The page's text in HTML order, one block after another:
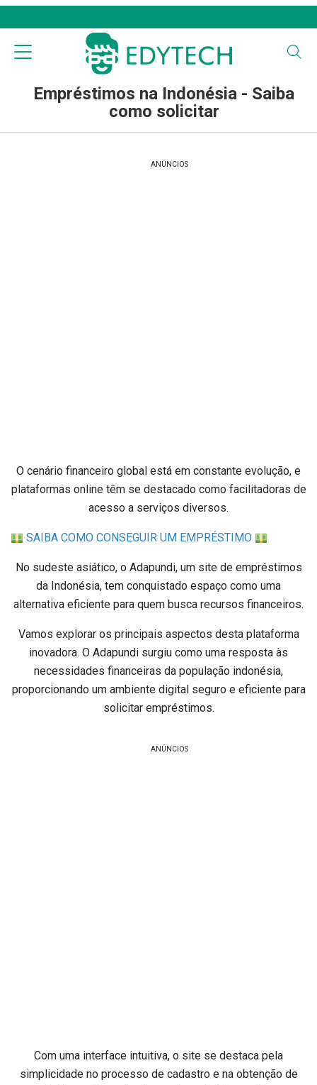
Empréstimos na Indonésia - Saiba
como solicitar
ANÚNCIOS
O cenário financeiro global está em constante evolução, e
plataformas online têm se destacado como facilitadoras de
acesso a serviços diversos.
SAIBA COMO CONSEGUIR UM EMPRÉSTIMO
No sudeste asiático, o Adapundi, um site de empréstimos
da Indonésia, tem conquistado espaço como uma
alternativa eficiente para quem busca recursos financeiros.
Vamos explorar os principais aspectos desta plataforma
inovadora. O Adapundi surgiu como uma resposta às
necessidades financeiras da população indonésia,
proporcionando um ambiente digital seguro e eficiente para
solicitar empréstimos.
ANÚNCIOS
Com uma interface intuitiva, o site se destaca pela
simplicidade no processo de cadastro e na obtenção de